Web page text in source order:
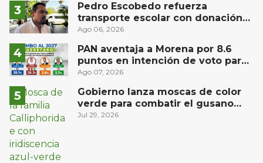
Pedro Escobedo refuerza
transporte escolar con donación
de camión de Flecha Amarilla para
Ago 06, 2026
PAN aventaja a Morena por 8.6
puntos en intención de voto para
gubernatura de Querétaro, según
Ago 07, 2026
Gobierno lanza moscas de color
verde para combatir el gusano
barrenador: no las mates
Jul 29, 2026